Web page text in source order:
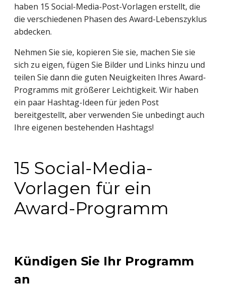
haben 15 Social-Media-Post-Vorlagen erstellt, die
die verschiedenen Phasen des Award-Lebenszyklus
abdecken.
Nehmen Sie sie, kopieren Sie sie, machen Sie sie
sich zu eigen, fügen Sie Bilder und Links hinzu und
teilen Sie dann die guten Neuigkeiten Ihres Award-
Programms mit größerer Leichtigkeit. Wir haben
ein paar Hashtag-Ideen für jeden Post
bereitgestellt, aber verwenden Sie unbedingt auch
Ihre eigenen bestehenden Hashtags!
15 Social-Media-
Vorlagen für ein
Award-Programm
Kündigen Sie Ihr Programm
an